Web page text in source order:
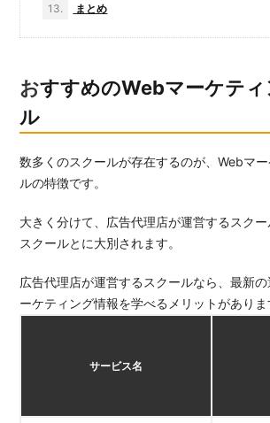
13. まとめ
おすすめのWebマーケティングスクー
ル
数多くのスクールが存在するのが、Webマ
ルの特徴です。
大きく分けて、広告代理店が運営するスク
スクールとに大別されます。
広告代理店が運営するスクールなら、最新
ーケティング情報を学べるメリットがありま
サービス名